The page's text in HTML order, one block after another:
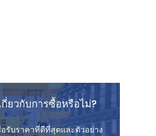
ยวกับการซื้อหรือไม่?
อรับราคาที่ดีที่สุดและตัวอย่าง